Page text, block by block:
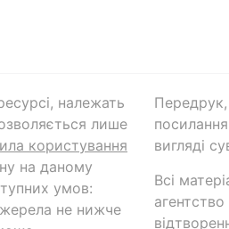
належать
лише
користування
на даному
умов:
не нижче
Передрук,
вигляді
Всі